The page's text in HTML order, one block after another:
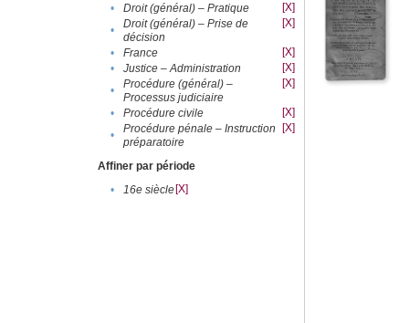
•
Droit (général) – Pratique
[X]
•
Droit (général) – Prise de
décision
[X]
• France
[X]
•
Justice – Administration
[X]
•
Procédure (général) –
Processus judiciaire
[X]
• Procédure civile
[X]
•
Procédure pénale – Instruction
préparatoire
[X]
Affiner par période
•
16e siècle[X]